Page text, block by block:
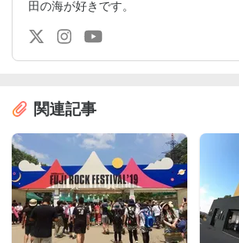
田の海が好きです。
関連記事